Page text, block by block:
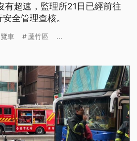
有超速，監理所21日已經前往
全管理查核。
車 蘆竹區 ...